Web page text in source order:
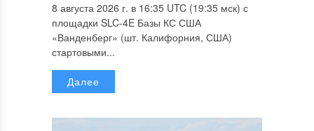
8 августа 2026 г. в 16:35 UTC (19:35 мск) с
площадки SLC-4E Базы КС США
«Ванденберг» (шт. Калифорния, США)
стартовыми...
Далее